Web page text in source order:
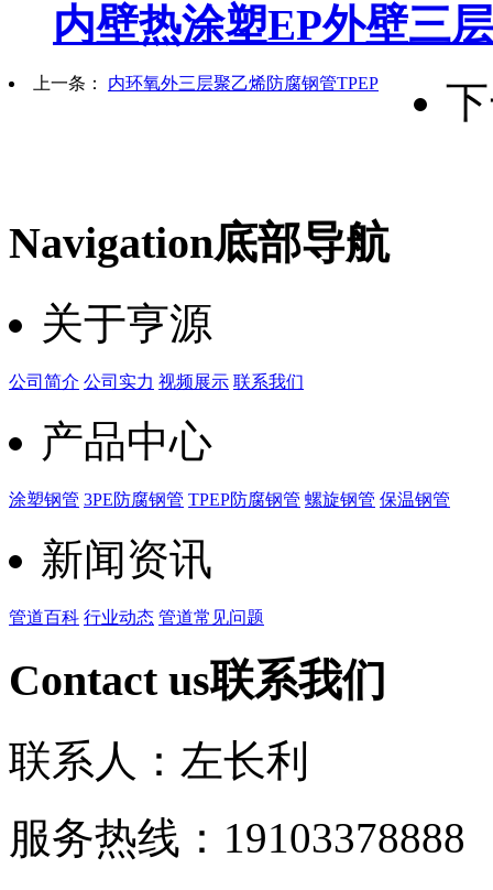
内壁热涂塑EP外壁三
上一条： 内环氧外三层聚乙烯防腐钢管TPEP
Navigation底部导航
关于亨源
公司简介 公司实力 视频展示 联系我们
产品中心
涂塑钢管 3PE防腐钢管 TPEP防腐钢管 螺旋钢管 保温钢管
新闻资讯
管道百科 行业动态 管道常见问题
Contact us联系我们
联系人：左长利
服务热线：19103378888